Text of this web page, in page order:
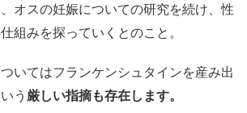
オスの妊娠についての研究を続け、性
組みを探っていくとのこと。
いてはフランケンシュタインを産み出
う 厳しい指摘も存在します。